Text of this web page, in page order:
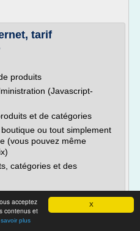
X
acceptez
contenus et
plus
tarif
produits
(Javascript-
et de catégories
ou tout simplement
(vous pouvez même
catégories et des
sites.com